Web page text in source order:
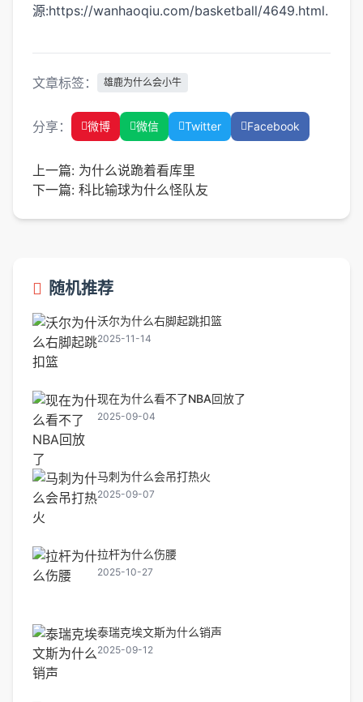
源:https://wanhaoqiu.com/basketball/4649.html.
文章标签： 雄鹿为什么会小牛
分享： 微博 微信 Twitter Facebook
上一篇: 为什么说跪着看库里
下一篇: 科比输球为什么怪队友
随机推荐
沃尔为什么右脚起跳扣篮
2025-11-14
现在为什么看不了NBA回放了
2025-09-04
马刺为什么会吊打热火
2025-09-07
拉杆为什么伤腰
2025-10-27
泰瑞克埃文斯为什么销声
2025-09-12